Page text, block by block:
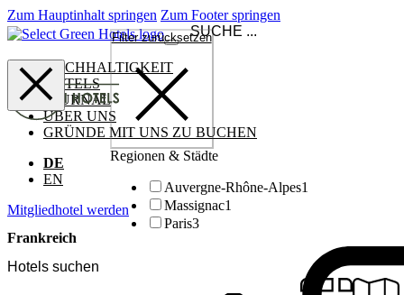
Zum Hauptinhalt springen Zum Footer springen
NACHHALTIGKEIT
HOTELS
JOURNAL
ÜBER UNS
GRÜNDE MIT UNS ZU BUCHEN
DE
EN
Mitgliedhotel werden
Frankreich
Filter zurücksetzen
Regionen & Städte
Auvergne-Rhône-Alpes1
Massignac1
Paris3